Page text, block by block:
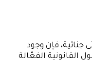
جنائية، فإن وجود
القانونية الفعّالة